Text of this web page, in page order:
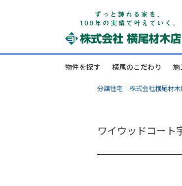
物件を探す 横尾のこだわり 施
分譲住宅｜株式会社横尾材
ワイウッドコート